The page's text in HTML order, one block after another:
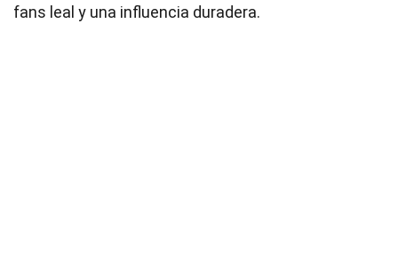
fans leal y una influencia duradera.